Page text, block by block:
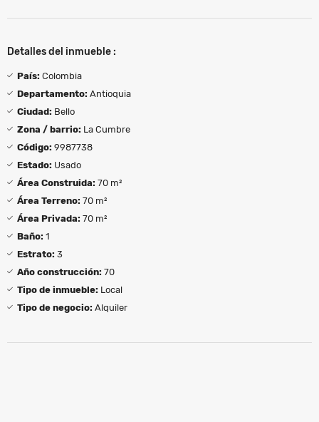
Detalles del inmueble :
País: Colombia
Departamento: Antioquia
Ciudad: Bello
Zona / barrio: La Cumbre
Código: 9987738
Estado: Usado
Área Construida: 70 m²
Área Terreno: 70 m²
Área Privada: 70 m²
Baño: 1
Estrato: 3
Año construcción: 70
Tipo de inmueble: Local
Tipo de negocio: Alquiler